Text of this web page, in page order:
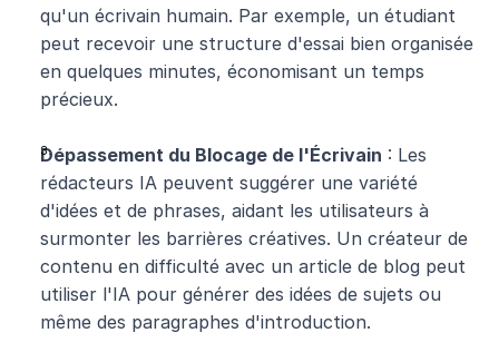
qu'un écrivain humain. Par exemple, un étudiant
peut recevoir une structure d'essai bien organisée
en quelques minutes, économisant un temps
précieux.
Dépassement du Blocage de l'Écrivain : Les
rédacteurs IA peuvent suggérer une variété
d'idées et de phrases, aidant les utilisateurs à
surmonter les barrières créatives. Un créateur de
contenu en difficulté avec un article de blog peut
utiliser l'IA pour générer des idées de sujets ou
même des paragraphes d'introduction.